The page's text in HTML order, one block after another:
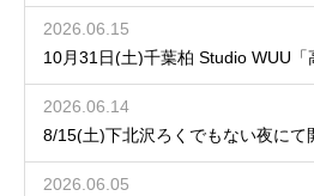
2026.06.15
2026.06.14
2026.06.05